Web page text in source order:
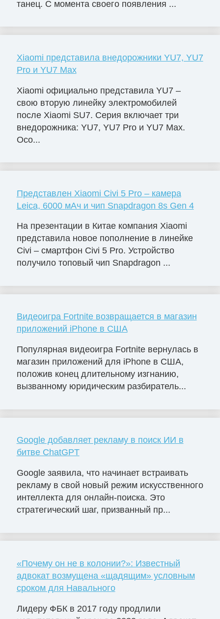
танец. С момента своего появления ...
Xiaomi представила внедорожники YU7, YU7
Pro и YU7 Max
Xiaomi официально представила YU7 –
свою вторую линейку электромобилей
после Xiaomi SU7. Серия включает три
внедорожника: YU7, YU7 Pro и YU7 Max.
Осо...
Представлен Xiaomi Civi 5 Pro – камера
Leica, 6000 мАч и чип Snapdragon 8s Gen 4
На презентации в Китае компания Xiaomi
представила новое пополнение в линейке
Civi – смартфон Civi 5 Pro. Устройство
получило топовый чип Snapdragon ...
Видеоигра Fortnite возвращается в магазин
приложений iPhone в США
Популярная видеоигра Fortnite вернулась в
магазин приложений для iPhone в США,
положив конец длительному изгнанию,
вызванному юридическим разбиратель...
Google добавляет рекламу в поиск ИИ в
битве ChatGPT
Google заявила, что начинает встраивать
рекламу в свой новый режим искусственного
интеллекта для онлайн-поиска. Это
стратегический шаг, призванный пр...
«Почему он не в колонии?»: Известный
адвокат возмущена «щадящим» условным
сроком для Навального
Лидеру ФБК в 2017 году продлили